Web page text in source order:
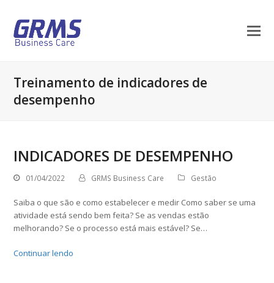
Treinamento de indicadores de
desempenho
INDICADORES DE DESEMPENHO
01/04/2022 GRMS Business Care Gestão
Saiba o que são e como estabelecer e medir Como saber se uma
atividade está sendo bem feita? Se as vendas estão
melhorando? Se o processo está mais estável? Se…
Continuar lendo